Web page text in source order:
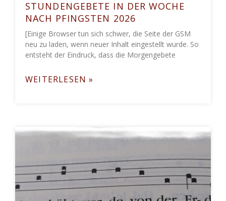
STUNDENGEBETE IN DER WOCHE
NACH PFINGSTEN 2026
[Einige Browser tun sich schwer, die Seite der GSM
neu zu laden, wenn neuer Inhalt eingestellt wurde. So
entsteht der Eindruck, dass die Morgengebete
WEITERLESEN »